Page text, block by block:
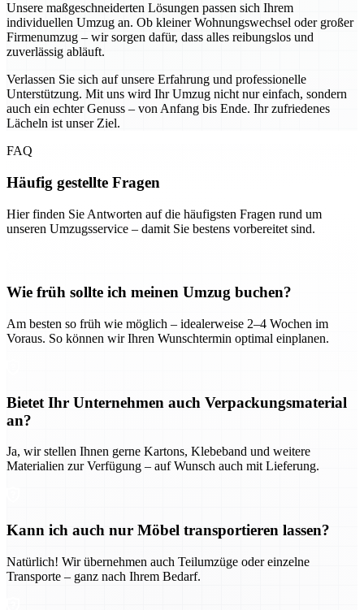
Unsere maßgeschneiderten Lösungen passen sich Ihrem
individuellen Umzug an. Ob kleiner Wohnungswechsel oder großer
Firmenumzug – wir sorgen dafür, dass alles reibungslos und
zuverlässig abläuft.
Verlassen Sie sich auf unsere Erfahrung und professionelle
Unterstützung. Mit uns wird Ihr Umzug nicht nur einfach, sondern
auch ein echter Genuss – von Anfang bis Ende. Ihr zufriedenes
Lächeln ist unser Ziel.
FAQ
Häufig gestellte Fragen
Hier finden Sie Antworten auf die häufigsten Fragen rund um
unseren Umzugsservice – damit Sie bestens vorbereitet sind.
Wie früh sollte ich meinen Umzug buchen?
Am besten so früh wie möglich – idealerweise 2–4 Wochen im
Voraus. So können wir Ihren Wunschtermin optimal einplanen.
Bietet Ihr Unternehmen auch Verpackungsmaterial
an?
Ja, wir stellen Ihnen gerne Kartons, Klebeband und weitere
Materialien zur Verfügung – auf Wunsch auch mit Lieferung.
Kann ich auch nur Möbel transportieren lassen?
Natürlich! Wir übernehmen auch Teilumzüge oder einzelne
Transporte – ganz nach Ihrem Bedarf.